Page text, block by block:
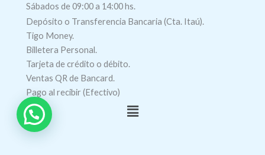
Sábados de 09:00 a 14:00 hs.
Depósito o Transferencia Bancaria (Cta. Itaú).
Tigo Money.
Billetera Personal.
Tarjeta de crédito o débito.
Ventas QR de Bancard.
Pago al recibir (Efectivo)
Menú